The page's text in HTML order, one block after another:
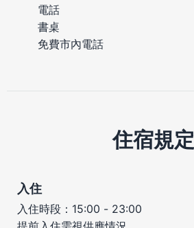
電話
書桌
免費市內電話
住宿規定
入住
入住時段：15:00 - 23:00